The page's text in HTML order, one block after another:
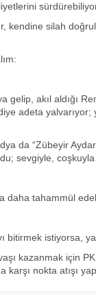
kendine silah
gelip, akıl aldığı
adeta
da “Zübeyir
sevgiyle,
daha tahammül
bitirmek istiyorsa,
kazanmak için
nokta atışı